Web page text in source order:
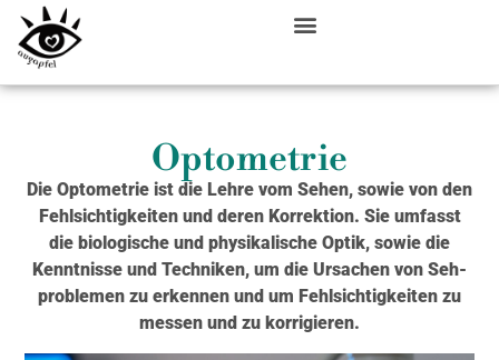
Optometrie
Die Opto­me­trie ist die Leh­re vom Sehen, sowie von den
Fehl­sich­tig­kei­ten und deren Kor­rek­ti­on. Sie umfasst
die bio­lo­gi­sche und phy­si­ka­li­sche Optik, sowie die
Kennt­nis­se und Tech­ni­ken, um die Ursa­chen von Seh­
pro­ble­men zu erken­nen und um Fehl­sich­tig­kei­ten zu
mes­sen und zu kor­ri­gie­ren.